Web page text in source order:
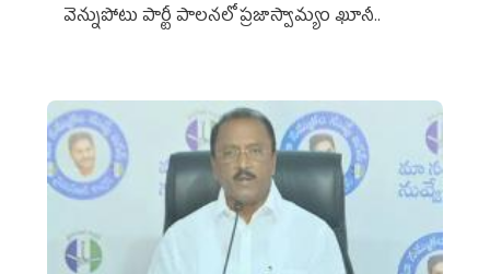
వెన్నుపోటు పార్టీ పాలనలో ప్రజాస్వామ్యం ఖూనీ..